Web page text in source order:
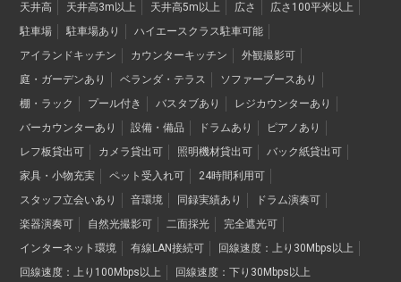
天井高
天井高3m以上 天井高5m以上 広さ
広さ100平米以上
駐車場
駐車場あり
ハイエースクラス駐車可能
アイランドキッチン
カウンターキッチン
外観撮影可
庭・ガーデンあり
ベランダ・テラス
ソファーブースあり
棚・ラック
プール付き バスタブあり
レジカウンターあり
バーカウンターあり
設備・備品 ドラムあり
ピアノあり
レフ板貸出可
カメラ貸出可 照明機材貸出可
バック紙貸出可
家具・小物充実
ペット受入れ可
24時間利用可
スタッフ立会いあり
音環境 同録実績あり
ドラム演奏可
楽器演奏可
自然光撮影可 二面採光
完全遮光可
インターネット環境
有線LAN接続可
回線速度：上り30Mbps以上
回線速度：上り100Mbps以上
回線速度：下り30Mbps以上